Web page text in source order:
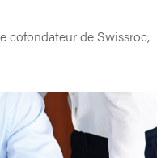
cofondateur de Swissroc,